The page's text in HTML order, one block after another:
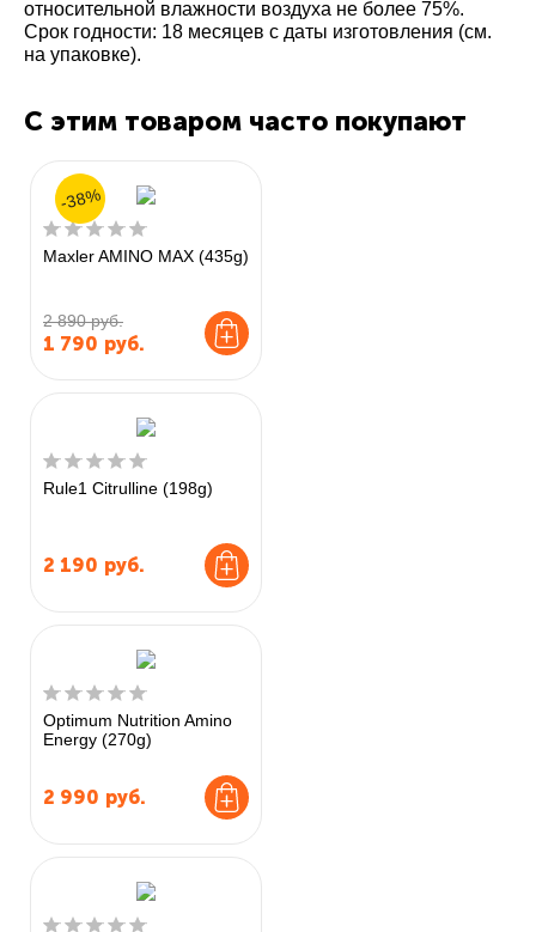
относительной влажности воздуха не более 75%.
Срок годности: 18 месяцев с даты изготовления (см.
на упаковке).
С этим товаром часто покупают
Maxler AMINO MAX (435g)
2 890 руб.
1 790 руб.
-38%
Rule1 Citrulline (198g)
2 190 руб.
Optimum Nutrition Amino
Energy (270g)
2 990 руб.